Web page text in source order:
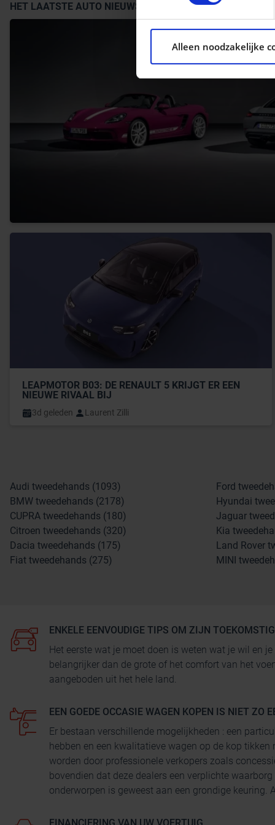
We gebruiken cookies om
ons websiteverkeer te
social media, adverteren
aan ze heeft verstrekt of
Alleen noodzakelijke
HET LAATSTE AUTO NIEUWS
LEAPMOTOR B03: DE RENAULT 5 KRIJGT ER EEN
NIEUWE RIVAAL BIJ
3d geleden Laurent Zilli
Audi tweedehands (1093)
BMW tweedehands (2178)
CUPRA tweedehands (180)
Citroen tweedehands (320)
Dacia tweedehands (175)
Fiat tweedehands (275)
Ford
Hyundai
Jaguar
Kia
Land Rover
MINI
ENKELE EENVOUDIGE TIPS OM ZIJN
Het eerste wat je moet doen is weten wat je wil en
belangrijker dan de grote of het comfort van het
aangeboden uit het hele land.
EEN GOEDE OCCASIE WAGEN KOPEN IS NIET ZO
Er bestaan verschillende mogelijkheden : een
hebben en een kwalitatieve wagen op de kop
worden door professionele verkopers zoals
bovendien dat deze dealers een verplichte
onderworpen is geweest aan een grondige